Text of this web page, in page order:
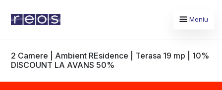
Meniu
2 Camere | Ambient REsidence | Terasa 19 mp | 10%
DISCOUNT LA AVANS 50%